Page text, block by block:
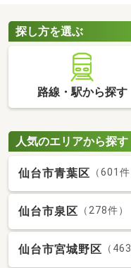
探し方を選ぶ
路線・駅から探す
人気のエリアから探す
仙台市青葉区 （601件
仙台市泉区 （278件）
仙台市宮城野区 （